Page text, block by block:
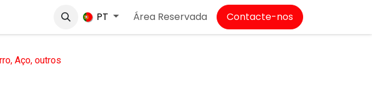
Empregos
PT Área Reservada Contacte-nos
Aço, outros